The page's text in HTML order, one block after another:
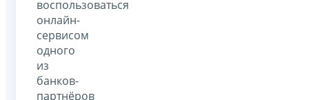
воспользоваться
онлайн-
сервисом
одного
из
банков-
партнёров